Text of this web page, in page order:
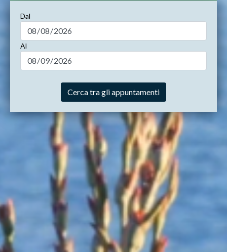
Dal
Al
Cerca tra gli appuntamenti